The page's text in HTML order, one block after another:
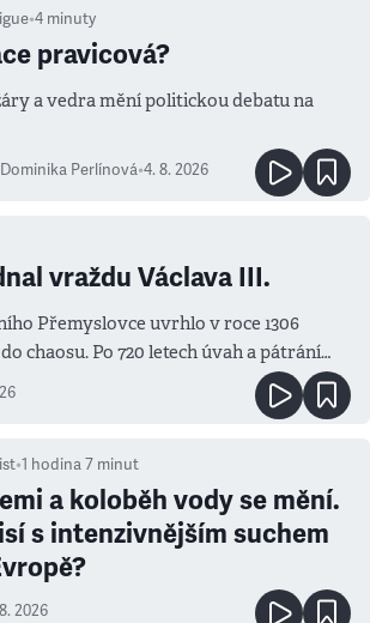
•4 minuty
pravicová?
a vedra mění politickou debatu na
Dominika Perlínová•4. 8. 2026
vraždu Václava III.
chaosu. Po 720 letech úvah a pátrání
•1 hodina 7 minut
a koloběh vody se mění.
s intenzivnějším suchem
2026